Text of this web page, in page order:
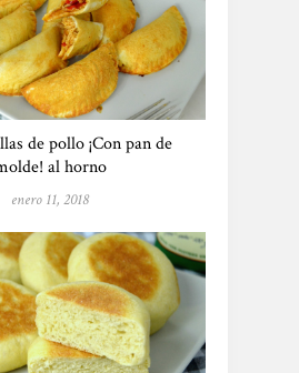
de pollo ¡Con pan de
al horno
enero 11, 2018